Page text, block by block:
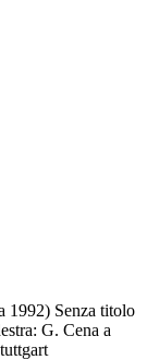
1992) Senza titolo
G. Cena a